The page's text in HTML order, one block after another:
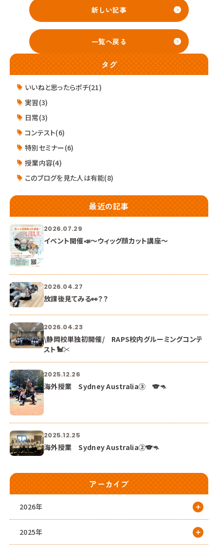
新しい記事
一覧へ戻る
タグ
いいねと思ったらポチ(21)
実習(3)
日常(3)
コンテスト(6)
特別セミナー(6)
授業内容(4)
このブログを見た人は有能(8)
最近の記事
2026.07.29
イベント開催📣～ウィッグ顔カット講座～
2026.04.27
放課後見てみる👀？？
2026.04.23
\静岡校単独初開催/ RAPS校内グルーミングコンテ
スト🐩✂
2025.12.26
海外授業 Sydney Australia③ 🐨🦘
2025.12.25
海外授業 Sydney Australia②🐨🦘
アーカイブ
2026年
2025年